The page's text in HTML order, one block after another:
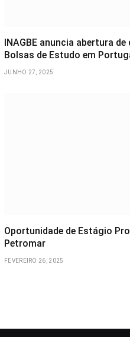
INAGBE anuncia abertura
Bolsas de Estudo em
JUNHO 27, 2025
Oportunidade de Estágio
Petromar
FEVEREIRO 26, 2025